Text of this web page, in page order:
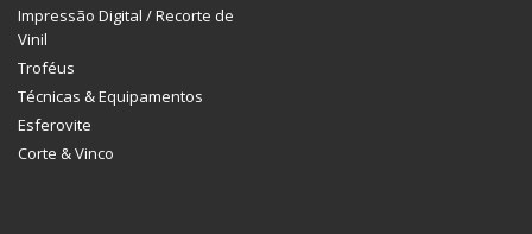
Impressão Digital / Recorte de
Vinil
Troféus
Técnicas & Equipamentos
Esferovite
Corte & Vinco